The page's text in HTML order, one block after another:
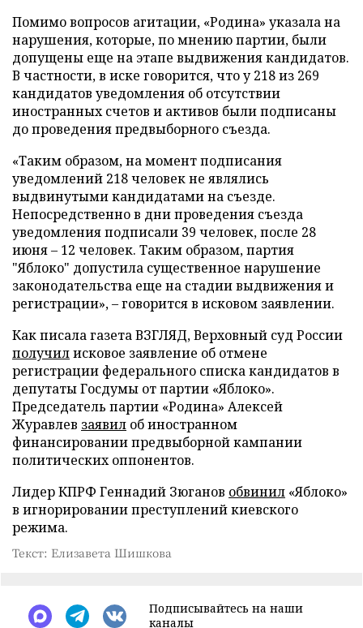
Помимо вопросов агитации, «Родина» указала на
нарушения, которые, по мнению партии, были
допущены еще на этапе выдвижения кандидатов.
В частности, в иске говорится, что у 218 из 269
кандидатов уведомления об отсутствии
иностранных счетов и активов были подписаны
до проведения предвыборного съезда.
«Таким образом, на момент подписания
уведомлений 218 человек не являлись
выдвинутыми кандидатами на съезде.
Непосредственно в дни проведения съезда
уведомления подписали 39 человек, после 28
июня – 12 человек. Таким образом, партия
"Яблоко" допустила существенное нарушение
законодательства еще на стадии выдвижения и
регистрации», – говорится в исковом заявлении.
Как писала газета ВЗГЛЯД, Верховный суд России
получилисковое заявление об отмене
регистрации федерального списка кандидатов в
депутаты Госдумы от партии «Яблоко».
Председатель партии «Родина» Алексей
Журавлев заявил об иностранном
финансировании предвыборной кампании
политических оппонентов.
Лидер КПРФ Геннадий Зюганов обвинил «Яблоко»
в игнорировании преступлений киевского
режима.
Текст: Елизавета Шишкова
Подписывайтесь на наши
каналы